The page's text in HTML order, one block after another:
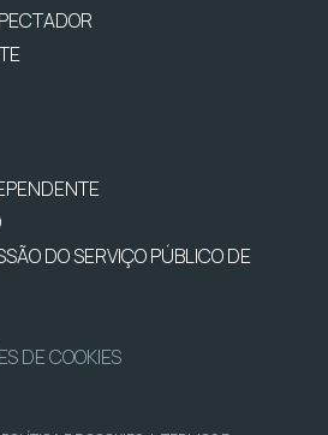
DO SERVIÇO PÚBLICO DE
DE COOKIES